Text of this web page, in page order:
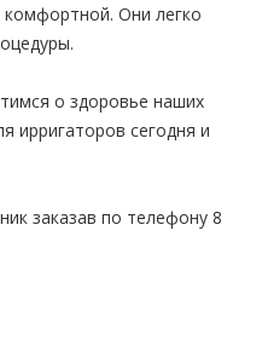
Они легко
о здоровье наших
ирригаторов сегодня и
заказав по телефону 8